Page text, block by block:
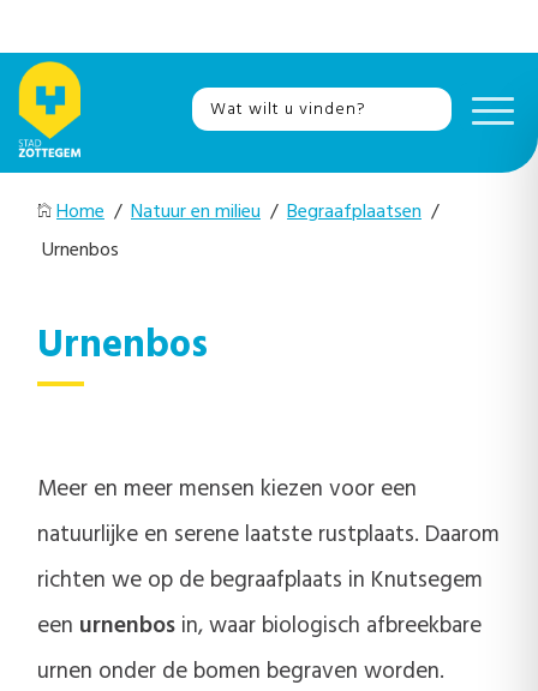
Home / Natuur en milieu / Begraafplaatsen /
Urnenbos
Urnenbos
Meer en meer mensen kiezen voor een
natuurlijke en serene laatste rustplaats. Daarom
richten we op de begraafplaats in Knutsegem
een urnenbos in, waar biologisch afbreekbare
urnen onder de bomen begraven worden.